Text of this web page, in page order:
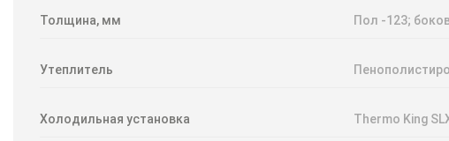
Толщина, мм Пол -123;
Утеплитель
Холодильная установка Thermo King